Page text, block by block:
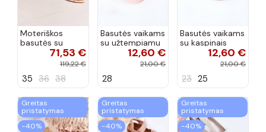
Moteriškos
basutės su
aukso spalvos
kulniukais Laura
spalvos
71,53 €
119,22 €
35 36 38
Basutės vaikams
su užtempiamu
užsegimu
rožinės spalvos
12,60 €
21,00 €
28
Basutės vaikams
su kaspinais
aukso spalvos
12,60 €
21,00 €
23 25
Greitas
pristatymas
−40%
Greitas
pristatymas
−40%
Greitas
pristatymas
−40%